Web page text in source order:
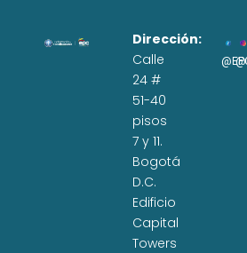
Dirección:
Calle
24 #
51-40
pisos
7 y 11.
Bogotá
D.C.
Edificio
Capital
Towers